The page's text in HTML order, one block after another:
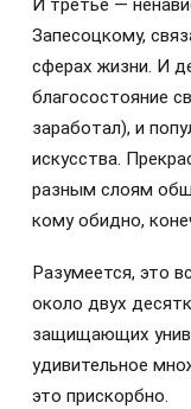
И третье —
Запесоцкому,
сферах жизни. И
благосостояние
заработал), и
искусства.
разным слоям
кому обидно,
Разумеется, это
около двух
защищающих
удивительное
это прискорбно.